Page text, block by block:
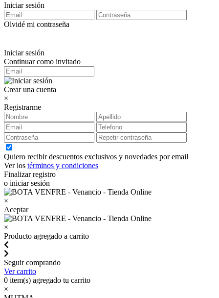
Iniciar sesión
Olvidé mi contraseña
Iniciar sesión
Continuar como invitado
Crear una cuenta
×
Registrarme
Quiero recibir descuentos exclusivos y novedades por email
Ver los términos y condiciones
Finalizar registro
o iniciar sesión
×
Aceptar
×
Producto agregado a carrito
Seguir comprando
Ver carrito
0 item(s) agregado tu carrito
×